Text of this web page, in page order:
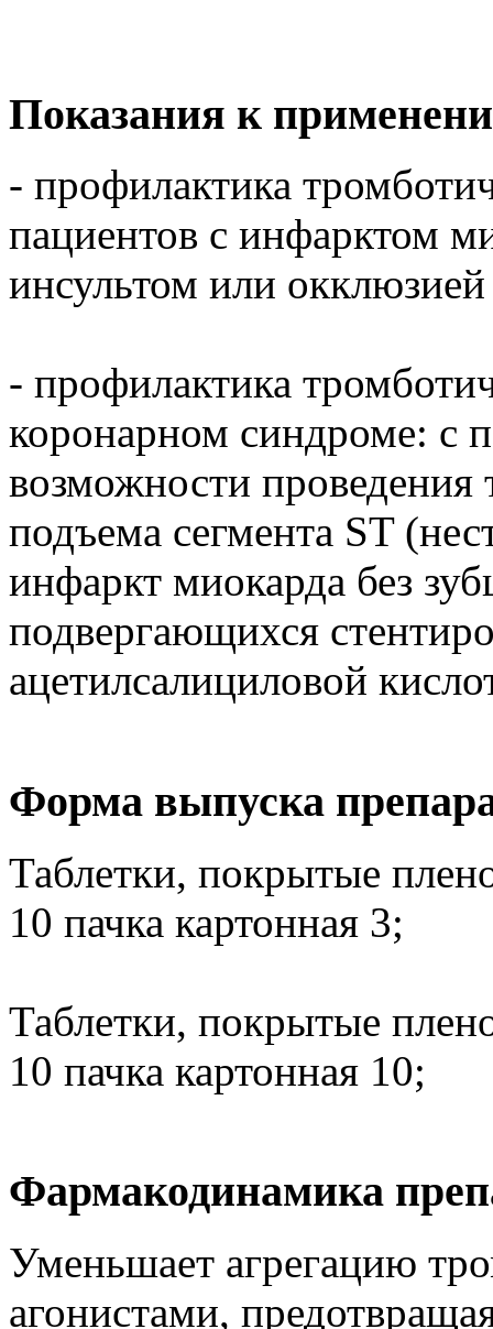
Показания к
- профилактика
пациентов с инфарктом
инсультом или
- профилактика
коронарном синдроме: с
возможности проведения
подъема сегмента ST
инфаркт миокарда без
подвергающихся
ацетилсалициловой
Форма выпуска
Таблетки, покрытые
10 пачка картонная 3;
Таблетки, покрытые
10 пачка картонная 10;
Фармакодинамика
Уменьшает агрегацию
агонистами,